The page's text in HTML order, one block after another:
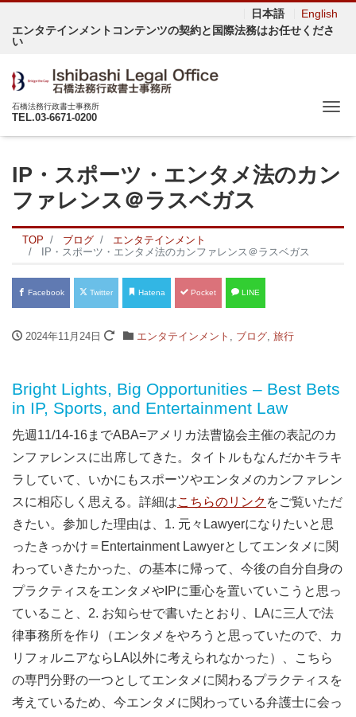
日本語
English
エンタテインメントコンテンツの契約と国際法務はお任せくださ
い
石橋法務行政書士事務所
TEL.03-6671-0200
IP・スポーツ・エンタメ法のカン
ファレンス＠ラスベガス
TOP ブログ
エンタテインメント
IP・スポーツ・エンタメ法のカンファレンス＠ラスベガス
Facebook Twitter Hatena Pocket LINE
2024年11月24日 エンタテインメント , ブログ, 旅行
Bright Lights, Big Opportunities – Best Bets
in IP, Sports, and Entertainment Law
先週11/14-16までABA=アメリカ法曹協会主催の表記のカ
ンファレンスに出席してきた。タイトルもなんだかキラキ
ラしていて、いかにもスポーツやエンタメのカンファレン
スに相応しく思える。詳細はこちらのリンク をご覧いただ
きたい。参加した理由は、1. 元々Lawyerになりたいと思
ったきっかけ＝Entertainment Lawyerとしてエンタメに関
わっていきたかった、の基本に帰って、今後の自分自身の
プラクティスをエンタメやIPに重心を置いていこうと思っ
ていること、2. お知らせで書いたとおり、LAに三人で法
律事務所を作り（エンタメをやろうと思っていたので、カ
リフォルニアならLA以外に考えられなかった）、こちら
の専門分野の一つとしてエンタメに関わるプラクティスを
考えているため、今エンタメに関わっている弁護士に会っ